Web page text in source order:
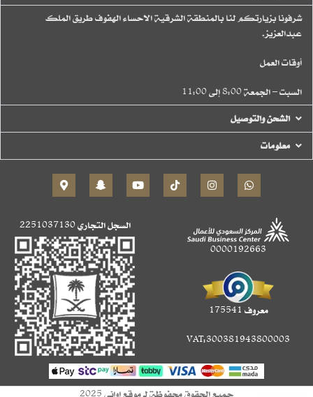
شرفونا بزيارتكم لنا بالمنطقة الشرقية الاحساء الهفوف طريق الملك
عبدالعزيز.
أوقات العمل
السبت – الجمعة 8:00 إلى 11:00
الشحن والتوصيل
معلومات
0000192663
معروف 175541
VAT:300381943800003
السجل التجاري2251037130
جميع الحقوق محفوظة لـ موقع اواني 2025